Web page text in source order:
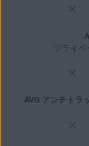
プライ
AVG アンチトラ